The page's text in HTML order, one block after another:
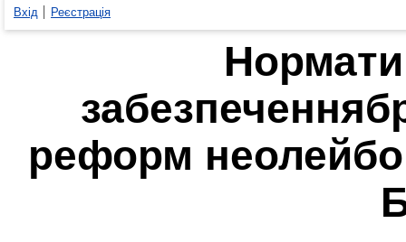
Вхід Реєстрація
реформ